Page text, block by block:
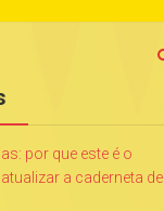
por que este é o
a caderneta de